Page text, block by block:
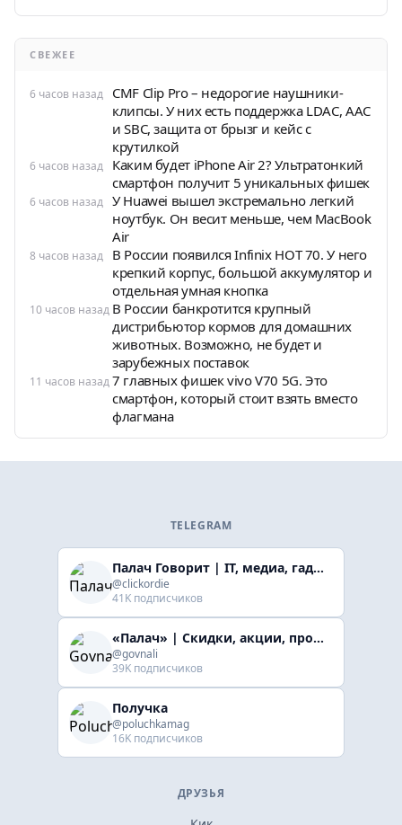
СВЕЖЕЕ
6 часов назад
CMF Clip Pro – недорогие наушники-
клипсы. У них есть поддержка LDAC, AAC
и SBC, защита от брызг и кейс с
крутилкой
6 часов назад
Каким будет iPhone Air 2? Ультратонкий
смартфон получит 5 уникальных фишек
6 часов назад У Huawei вышел экстремально легкий
ноутбук. Он весит меньше, чем MacBook
Air
8 часов назад
В России появился Infinix HOT 70. У него
крепкий корпус, большой аккумулятор и
отдельная умная кнопка
10 часов назад В России банкротится крупный
дистрибьютор кормов для домашних
животных. Возможно, не будет и
зарубежных поставок
11 часов назад7 главных фишек vivo V70 5G. Это
смартфон, который стоит взять вместо
флагмана
TELEGRAM
Палач Говорит | IT, медиа, гaджеты, скидки
@clickordie
41K подписчиков
«Палач» | Скидки, акции, промокоды
@govnali
39K подписчиков
Получка
@poluchkamag
16K подписчиков
ДРУЗЬЯ